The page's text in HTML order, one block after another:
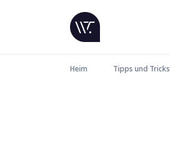
Heim Tipps und Tricks